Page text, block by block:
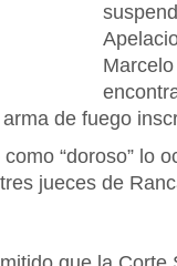
de fuego
“doroso” lo
jueces de